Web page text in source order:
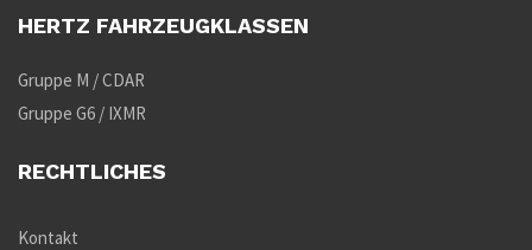
HERTZ FAHRZEUGKLASSEN
Gruppe M / CDAR
Gruppe G6 / IXMR
RECHTLICHES
Kontakt